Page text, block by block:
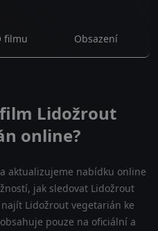
filmu Obsazení
Lidožrout
online?
aktualizujeme nabídku online
jak sledovat Lidožrout
Lidožrout vegetarián ke
pouze na oficiální a